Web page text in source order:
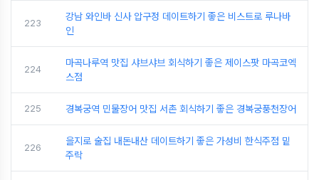
223
강남 와인바 신사 압구정 데이트하기 좋은 비스트로 루나바
인
224
마곡나루역 맛집 샤브샤브 회식하기 좋은 제이스팟 마곡코엑
스점
225 경복궁역 민물장어 맛집 서촌 회식하기 좋은 경복궁풍천장어
226
을지로 술집 내돈내산 데이트하기 좋은 가성비 한식주점 밑
주락